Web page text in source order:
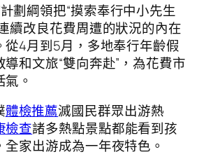
計劃綱領把“摸索奉行中小先生
續改良花費周遭的狀況的內在
從4月到5月，多地奉行年齡假
和文旅“雙向奔赴”，為花費市
。
體檢推薦滅國民群眾出游熱
檢查諸多熱點景點都能看到孩
家出游成為一年夜特色。